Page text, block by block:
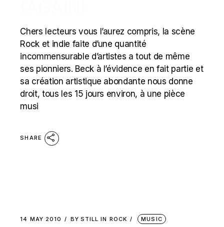
Chers lecteurs vous l’aurez compris, la scène
Rock et indie faite d’une quantité
incommensurable d’artistes a tout de même
ses pionniers. Beck à l’évidence en fait partie et
sa création artistique abondante nous donne
droit, tous les 15 jours environ, à une pièce
musi
SHARE
14 MAY 2010 BY STILL IN ROCK MUSIC